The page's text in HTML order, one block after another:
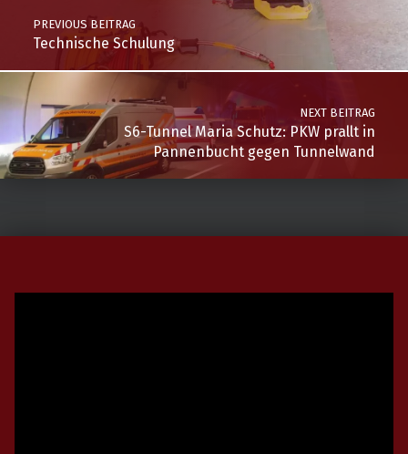
PREVIOUS BEITRAG
Technische Schulung
NEXT BEITRAG
S6-Tunnel Maria Schutz: PKW prallt in
Pannenbucht gegen Tunnelwand